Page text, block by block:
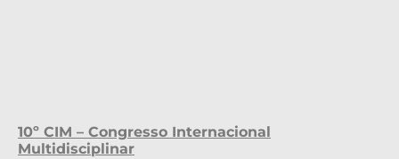
10º CIM – Congresso Internacional
Multidisciplinar